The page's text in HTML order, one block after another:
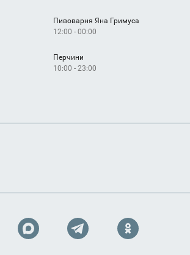
Пивоварня Яна Гримуса
12:00 - 00:00
Перчини
10:00 - 23:00